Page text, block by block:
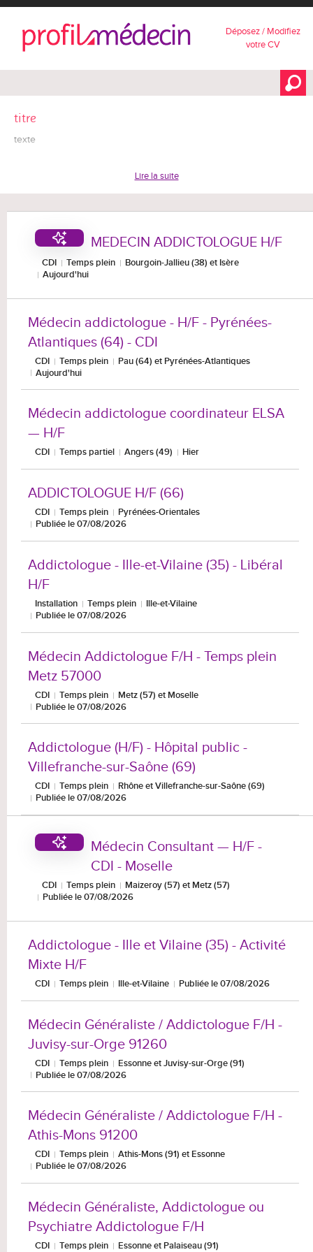
Déposez / Modifiez
votre CV
titre
texte
Lire la suite
MEDECIN ADDICTOLOGUE H/F
CDI Temps plein
Bourgoin-Jallieu (38) et Isère
Aujourd'hui
Médecin addictologue - H/F - Pyrénées-
Atlantiques (64) - CDI
CDI Temps plein
Pau (64) et Pyrénées-Atlantiques
Aujourd'hui
Médecin addictologue coordinateur ELSA
— H/F
CDI Temps partiel Angers (49) Hier
ADDICTOLOGUE H/F (66)
CDI Temps plein
Pyrénées-Orientales
Publiée le 07/08/2026
Addictologue - Ille-et-Vilaine (35) - Libéral
H/F
Installation Temps plein
Ille-et-Vilaine
Publiée le 07/08/2026
Médecin Addictologue F/H - Temps plein
Metz 57000
CDI Temps plein
Metz (57) et Moselle
Publiée le 07/08/2026
Addictologue (H/F) - Hôpital public -
Villefranche-sur-Saône (69)
CDI Temps plein
Rhône et Villefranche-sur-Saône (69)
Publiée le 07/08/2026
Médecin Consultant — H/F -
CDI - Moselle
CDI Temps plein
Maizeroy (57) et Metz (57)
Publiée le 07/08/2026
Addictologue - Ille et Vilaine (35) - Activité
Mixte H/F
CDI Temps plein Ille-et-Vilaine Publiée le 07/08/2026
Médecin Généraliste / Addictologue F/H -
Juvisy-sur-Orge 91260
CDI Temps plein
Essonne et Juvisy-sur-Orge (91)
Publiée le 07/08/2026
Médecin Généraliste / Addictologue F/H -
Athis-Mons 91200
CDI Temps plein
Athis-Mons (91) et Essonne
Publiée le 07/08/2026
Médecin Généraliste, Addictologue ou
Psychiatre Addictologue F/H
CDI Temps plein Essonne et Palaiseau (91)